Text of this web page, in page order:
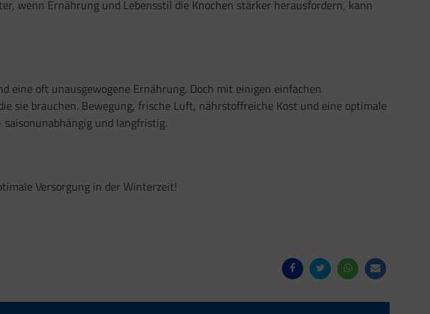
wenn Ernährung und Lebensstil die Knochen stärker herausfordern, kann
eine oft unausgewogene Ernährung. Doch mit einigen einfachen
sie brauchen. Bewegung, frische Luft, nährstoffreiche Kost und eine optimale
und langfristig.
Versorgung in der Winterzeit!